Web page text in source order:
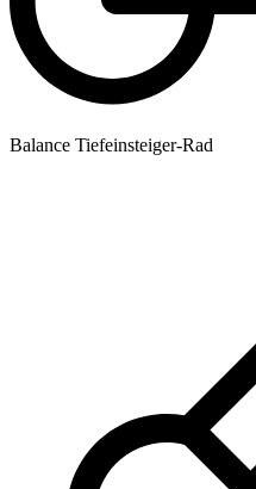
Balance Tiefeinsteiger-Rad